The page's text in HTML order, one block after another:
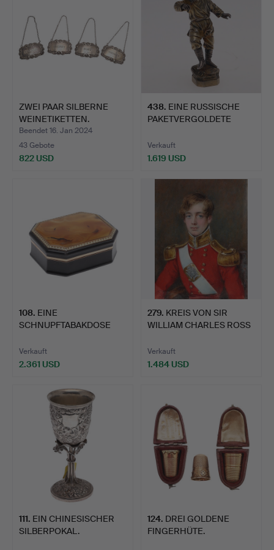
ZWEI PAAR SILBERNE
WEINETIKETTEN.
Beendet 16. Jan 2024
43 Gebote
822 USD
438. EINE RUSSISCHE
PAKETVERGOLDETE
Verkauft
1.619 USD
108. EINE
SCHNUPFTABAKDOSE
Verkauft
2.361 USD
279. KREIS VON SIR
WILLIAM CHARLES ROSS
Verkauft
1.484 USD
111. EIN CHINESISCHER
SILBERPOKAL.
124. DREI GOLDENE
FINGERHÜTE.